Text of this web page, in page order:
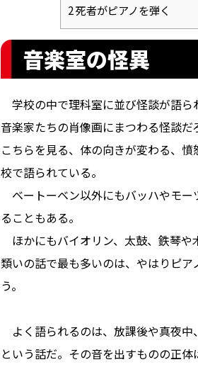
2死者がピアノを弾く
音楽室の怪異
学校の中で理科室に並び怪談が語
音楽家たちの肖像画にまつわる怪談
こちらを見る、体の向きが変わる、
校で語られている。
ベートーベン以外にもバッハやモ
ることもある。
ほかにもバイオリン、太鼓、鉄琴や
類いの話で最も多いのは、やはりピ
う。
よく語られるのは、放課後や真夜中
という話だ。その音を出すものの正